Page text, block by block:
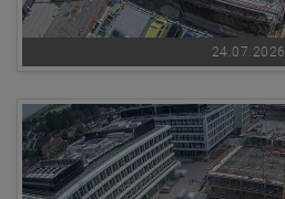
24.07.2026